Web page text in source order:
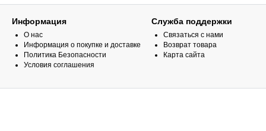
Информация
О нас
Информация о покупке и доставке
Политика Безопасности
Условия соглашения
Служба поддержки
Связаться с нами
Возврат товара
Карта сайта